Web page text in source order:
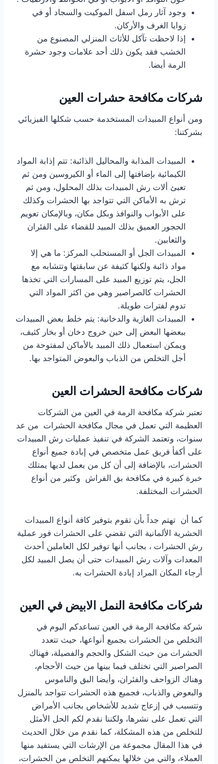
وجود آثار رمل اسفل الموكيت والسجاد أو في
زوايا الغرف والأركان.
إذا لاحظت تآكل للأثاث المنزلي المصنوع من
الخشب فقد يكون ذلك أحد علامات وجود حشرة
الرمة أيضا.
شركات مكافحة حشرات العين
ومن أنواع المبيدات المستخدمة حسب شكلها الفيزيائي
بشركتنا:
المبيدات المذابة والمحاليل الذائبة: تتم إذابة المواد
الكيمائية بإضافتها إلى الماء أو الكيروسين ومن ثم
تعبئ ألات رش المبيدات بذلك المحلول، ومن ثم
ترش به الأماكن التي تتواجد بها الحشرات وكذلك
على الأبواب والنوافذ وبكل مكان، وبالإمكان تعويم
الحجور العميق بذلك المبيد للقضاء على الفئران
والثعابين.
المبيدات الجل أو المستحلب المركز: ما هي إلا
مواد ذائبة ولكنها كثيفة عن سابقتها وتتشابه مع
الجل، يتم توزيع المبيد على المسارات التي تخذها
الحشرات كالصراصير وهي من اكثر المواد التي
تدوم لفترات طويلة.
المبيدات الغازية والدخانية: يتم خلط بعض المبيدات
ببعضها البعض إلى حين خروج دخان أو بخار كثيف،
ويمكن استعمال ذلك المبيد بالأماكن لمفتوحة من
أجل التخلص من الذباب والبعوض المتواجد بها.
شركات مكافحة الحشرات العين
تعتبر شركة مكافحة الرمة في العين من الشركات
العظيمة التي تعمل في مجال مكافحة الحشرات من عد
سنوات، وتعتمد الشركة في تنفيذ عمليات رش المبيدات
على أكفأ فريق عمل متخصص في إبادة جميع أنواع
الحشرات، بالإضافة إلى أن كل من يعمل لديها يمتلك
خبرة كبيرة في مكافحة بق الفراش وكثير من أنواع
الحشرات المختلفة.
كما أن تهتم جداً بأن تقوم بتوفير كافة أنواع المبيدات
الحشرية الألمانية التي تقضي على الحشرات فور عملية
رش الحشرات ، بجانب أنها توفير لكل العاملين أحدث
المعدات وآلات رش المبيدات حتى أن يصل المبيد لكل
أرجاء المكان المراد إبادة الحشرات به.
شركات مكافحة النمل الابيض في العين
شركة مكافحة الرمة في العين تساعدكم اليوم في
التخلص من الحشرات بجميع أنواعها، حيث تتعدد
الحشرات من حيث الشكل والحجم والفصيلة، فهناك
الصراصير التي تختلف فيما بينها من حيث الأحجام،
وهناك الزواحف والفئران، وأيضا البق والناموس
والبعوض والذباب، فجميع هذه الحشرات تتواجد بالمنزل
وتتسبب في إزعاج شديد للأشخاص بجانب الأمراض
التي تعمل على نشرها، ولكننا نقدم لكم الحل الأمثل
للتخلص من هذه المشكلة، كما نقدم من خلال الحديث
في هذا المقال مجموعة من الإرشات التي يستفيد منها
العملاء، والتي من خلالها يمكنهم التخلص من الحشرات،